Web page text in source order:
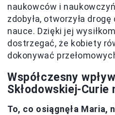
naukowców i
zdobyła, otworzyła
nauce. Dzięki jej
dostrzegać, że kobiety
dokonywać
Współczesny
Skłodowskiej-Curie
To, co osiągnęła Maria,